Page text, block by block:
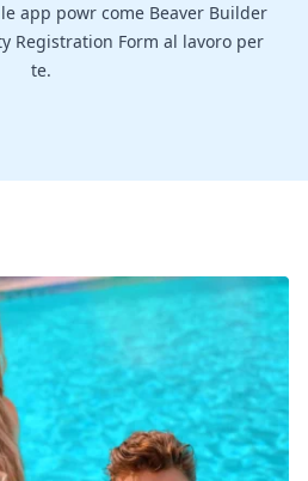
app powr come Beaver Builder
Registration Form al lavoro per
te.